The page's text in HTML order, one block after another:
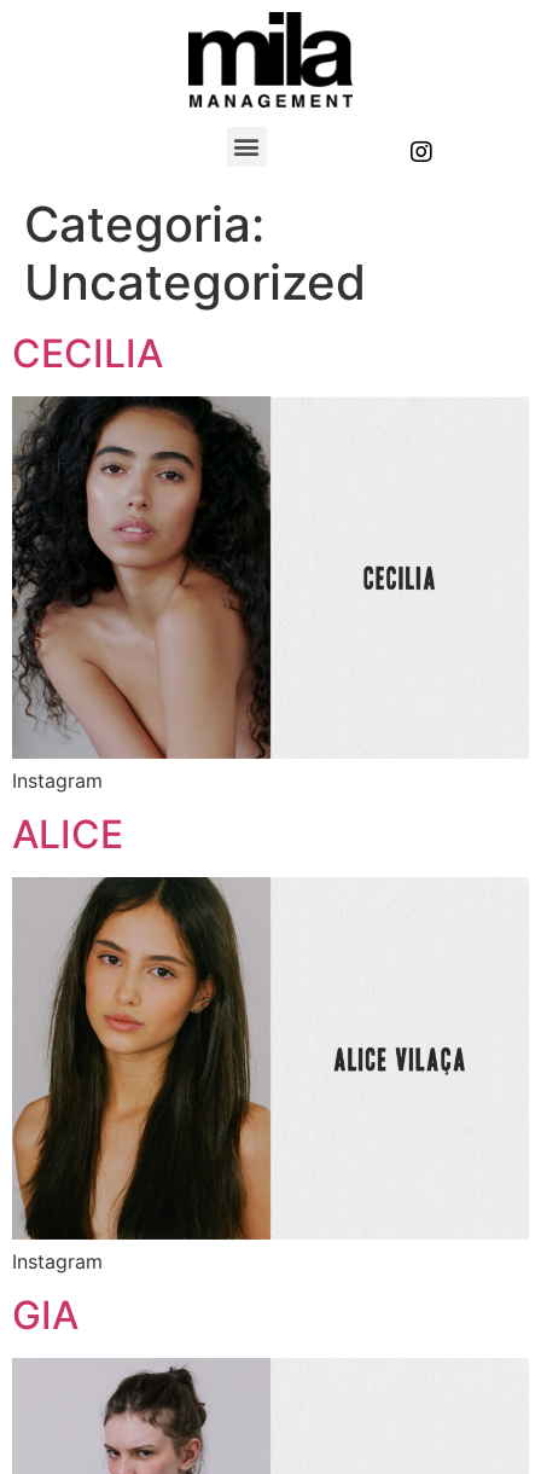
Categoria:
Uncategorized
CECILIA
Instagram
ALICE
Instagram
GIA